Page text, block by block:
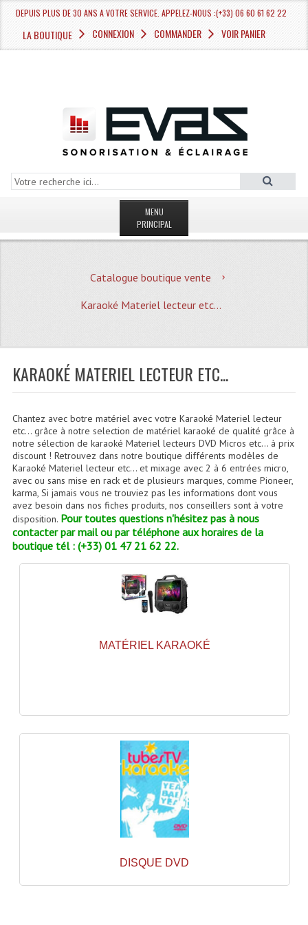
DEPUIS PLUS DE 30 ANS A VOTRE SERVICE. APPELEZ-NOUS :(+33) 06 60 61 62 22
LA BOUTIQUE CONNEXION COMMANDER VOIR PANIER
MENU
PRINCIPAL
MAGASIN
Quoi De Neuf?
Plan Acces, Horaires.
Le Matériel D´occasion
Recherche Avancée
Recevoir Nos Promotions
Faire Votre Devis
CATÉGORIES
Sonorisation
Accessoires Pieds Cellules Diamants
Accessoires Micro, Pieds De Régie
Pieds D'enceintes
Selecteurs Audio Vidéo
Amplificateurs
Amplificateurs Multi-Canaux
Catalogue boutique vente
Karaoké Materiel lecteur etc...
KARAOKÉ MATERIEL LECTEUR ETC...
Chantez avec botre matériel avec votre Karaoké Materiel lecteur
etc... grâce à notre selection de matériel karaoké de qualité grâce à
notre sélection de karaoké Materiel lecteurs DVD Micros etc... à prix
discount ! Retrouvez dans notre boutique différents modèles de
Karaoké Materiel lecteur etc... et mixage avec 2 à 6 entrées micro,
avec ou sans mise en rack et de plusieurs marques, comme Pioneer,
karma, Si jamais vous ne trouviez pas les informations dont vous
avez besoin dans nos fiches produits, nos conseillers sont à votre
disposition. Pour toutes questions n'hésitez pas à nous
contacter par mail ou par téléphone aux horaires de la
boutique tél : (+33) 01 47 21 62 22.
MATÉRIEL KARAOKÉ
DISQUE DVD